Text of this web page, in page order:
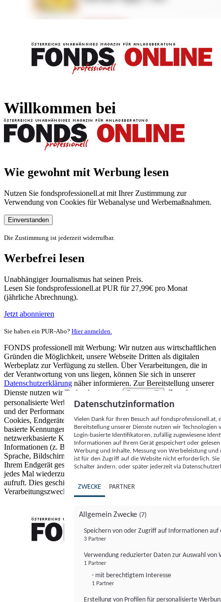
Willkommen bei
Wie gewohnt mit Werbung lesen
Nutzen Sie fondsprofessionell.at mit Ihrer Zustimmung zur
Verwendung von Cookies für Webanalyse und Werbemaßnahmen.
Einverstanden
Die Zustimmung ist jederzeit widerrufbar.
Werbefrei lesen
Unabhängiger Journalismus hat seinen Preis.
Lesen Sie fondsprofessionell.at PUR für 27,99€ pro Monat
(jährliche Abrechnung).
Jetzt abonnieren
Sie haben ein PUR-Abo? Hier anmelden.
FONDS professionell mit Werbung: Wir nutzen aus wirtschaftlichen
Gründen die Möglichkeit, unsere Webseite Dritten als digitalen
Werbeplatz zur Verfügung zu stellen. Über Verarbeitungen, die in
der Verantwortung von uns liegen, können Sie sich in unserer
Datenschutzerklärung näher informieren. Zur Bereitstellung unserer
Dienste nutzen wir Technologien von
Partnern (5)
. Zwecke:
personalisierte Werbung und Inhalte, Messung von Werbeleistung
und der Performance von Inhalten sowie Zielgruppenforschung.
Cookies, Endgeräte- oder ähnliche Online-Kennungen (z. B. login-
basierte Kennungen, zufällig generierte Kennungen,
netzwerkbasierte Kennungen) können zusammen mit anderen
Informationen (z. B. Browsertyp und Browserinformationen,
Sprache, Bildschirmgröße, unterstützte Technologien usw.) auf
Ihrem Endgerät gespeichert oder von dort ausgelesen werden, um es
jedes Mal wiederzuerkennen, wenn es eine App oder einer Webseite
aufruft. Dies geschieht für einen oder mehrere der hier aufgeführten
Verarbeitungszwecke.
Datenschutzinformation
Vielen Dank für Ihren Besuch auf
Bereitstellung unserer Dienste nutzen wir Technologien
Login-basierte Identifikatoren, zufällig zugewiesene
Informationen auf Ihrem Gerät gespeichert oder
Werbung und Inhalte, Messung von Werbeleistung
ist für den Zugriff auf die Website nicht erforderlich.
Schalter ändern, oder später jederzeit via
ZWECKE PARTNER
Allgemein Zwecke (7)
Speichern von oder Zugriff auf Informationen auf
3 Partner
Verwendung reduzierter Daten zur Auswahl von
1 Partner
- mit berechtigtem Interesse
1 Partner
Erstellung von Profilen für personalisierte
FONDS professionell